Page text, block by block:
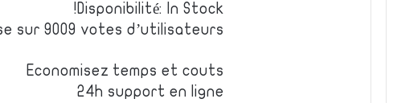
Disponibilité: In Stock!
sur 9009 votes d’utilisateurs
Economisez temps et couts
24h support en ligne